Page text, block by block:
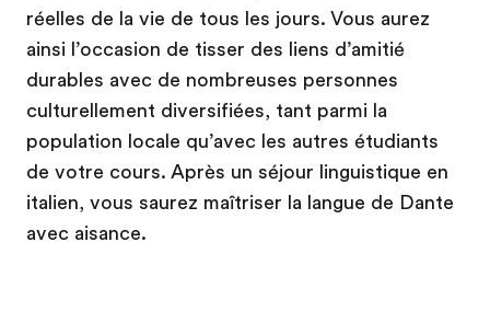
réelles de la vie de tous les jours. Vous aurez
ainsi l’occasion de tisser des liens d’amitié
durables avec de nombreuses personnes
culturellement diversifiées, tant parmi la
population locale qu’avec les autres étudiants
de votre cours. Après un séjour linguistique en
italien, vous saurez maîtriser la langue de Dante
avec aisance.